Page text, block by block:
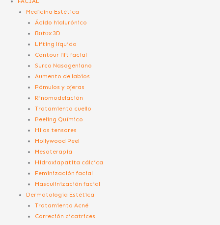
Medicina Estética
Ácido hialurónico
Bоtоx 3D
Lifting líquido
Contour lift facial
Surco Nasogeniano
Aumento de labios
Pómulos y ojeras
Rinomodelación
Tratamiento cuello
Peeling Químico
Hilos tensores
Hollywood Peel
Mesoterapia
Hidroxiapatita cálcica
Feminización facial
Masculinización facial
Dermatología Estética
Tratamiento Acné
Correción cicatrices